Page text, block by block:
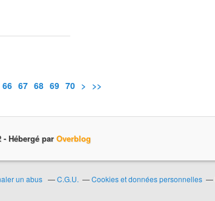
66 67 68 69 70 80
90
> >>
- Hébergé par Overblog
un abus C.G.U. Cookies et données personnelles